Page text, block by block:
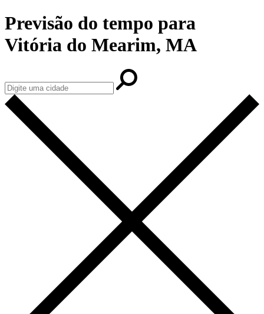
Previsão do tempo para
Vitória do Mearim, MA